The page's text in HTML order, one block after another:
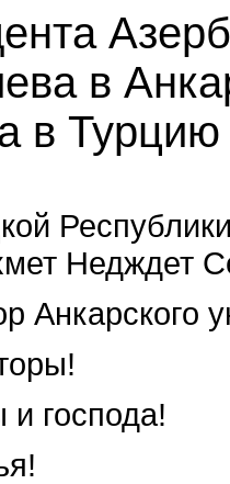
в
в
Недждет
Анкарского
гос­пода!